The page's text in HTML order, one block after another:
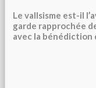
Le vallsisme est-il
garde rapprochée
avec la bénédiction